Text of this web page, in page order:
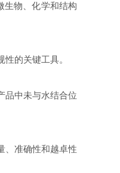
生物、化学和结构
的关键工具。
品中未与水结合位
、准确性和越卓性